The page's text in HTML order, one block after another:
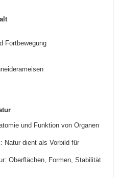
Fortbewegung
und Funktion von Organen
Natur dient als Vorbild für
Oberflächen, Formen, Stabilität